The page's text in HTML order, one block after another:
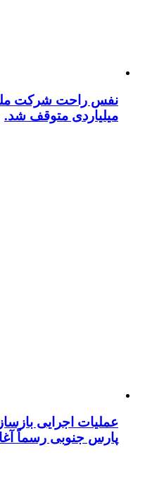
میلیاردی متوقف شد.
عملیات اجرایی
پارس جنوبی رسماً